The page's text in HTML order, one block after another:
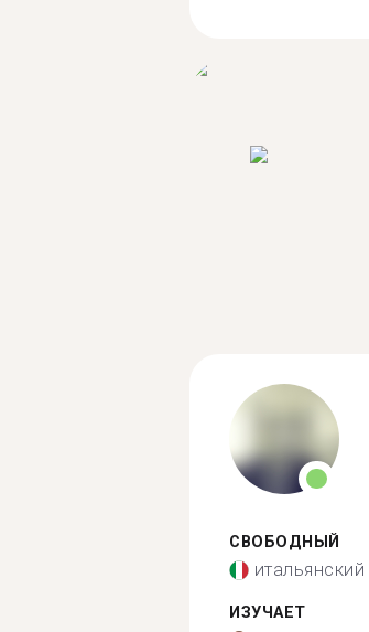
СВОБОДНЫЙ
итальянский
ИЗУЧАЕТ